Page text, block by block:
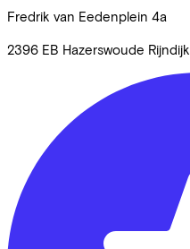
Fredrik van Eedenplein 4a
2396 EB Hazerswoude Rijndijk